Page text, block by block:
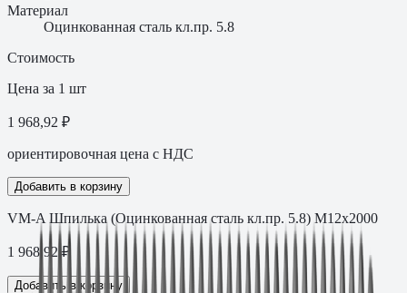
Материал
Оцинкованная сталь кл.пр. 5.8
Стоимость
Цена за 1 шт
1 968,92 ₽
ориентировочная цена с НДС
Добавить в корзину
VM-A Шпилька (Оцинкованная сталь кл.пр. 5.8) M12х2000
1 968,92 ₽
Добавить в корзину